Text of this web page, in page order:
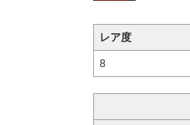
レア度
8